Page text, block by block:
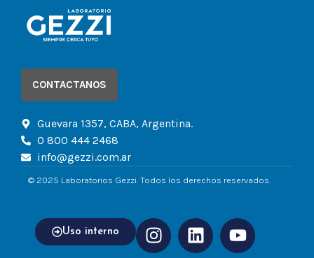
CONTACTANOS
Guevara 1357, CABA, Argentina.
0 800 444 2468
info@gezzi.com.ar
© 2025 Laboratorios Gezzi. Todos los derechos reservados.
Uso interno